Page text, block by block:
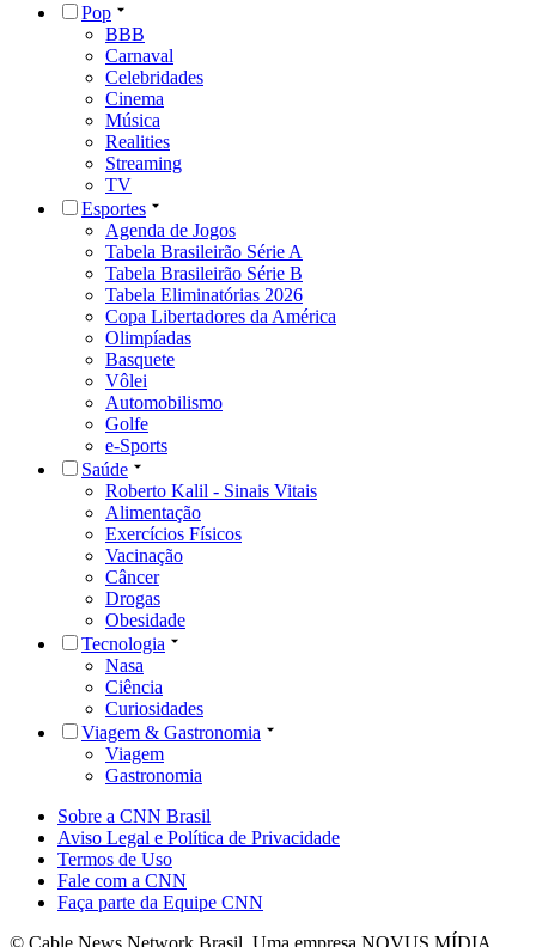
Pop
BBB
Carnaval
Celebridades
Cinema
Música
Realities
Streaming
TV
Esportes
Agenda de Jogos
Tabela Brasileirão Série A
Tabela Brasileirão Série B
Tabela Eliminatórias 2026
Copa Libertadores da América
Olimpíadas
Basquete
Vôlei
Automobilismo
Golfe
e-Sports
Saúde
Roberto Kalil - Sinais Vitais
Alimentação
Exercícios Físicos
Vacinação
Câncer
Drogas
Obesidade
Tecnologia
Nasa
Ciência
Curiosidades
Viagem & Gastronomia
Viagem
Gastronomia
Sobre a CNN Brasil
Aviso Legal e Política de Privacidade
Termos de Uso
Fale com a CNN
Faça parte da Equipe CNN
© Cable News Network Brasil. Uma empresa NOVUS MÍDIA.